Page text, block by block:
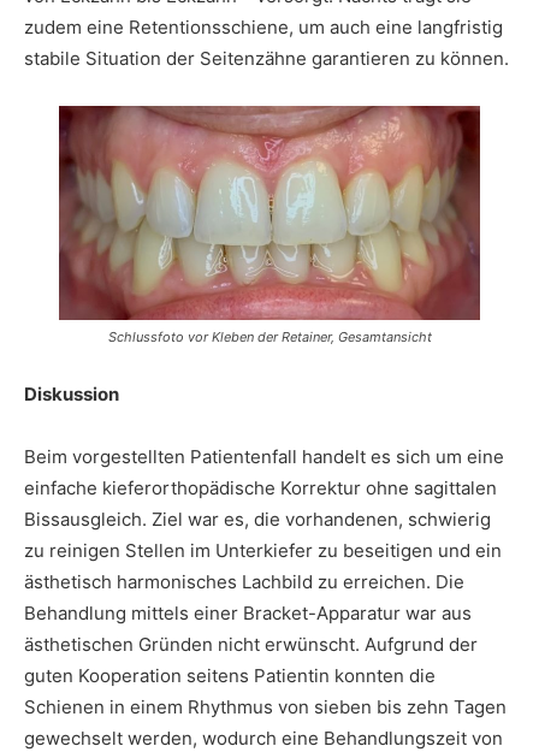
zudem eine Retentionsschiene, um auch eine langfristig
stabile Situation der Seitenzähne garantieren zu können.
Schlussfoto vor Kleben der Retainer, Gesamtansicht
Diskussion
Beim vorgestellten Patientenfall handelt es sich um eine
einfache kieferorthopädische Korrektur ohne sagittalen
Bissausgleich. Ziel war es, die vorhandenen, schwierig
zu reinigen Stellen im Unterkiefer zu beseitigen und ein
ästhetisch harmonisches Lachbild zu erreichen. Die
Behandlung mittels einer Bracket-Apparatur war aus
ästhetischen Gründen nicht erwünscht. Aufgrund der
guten Kooperation seitens Patientin konnten die
Schienen in einem Rhythmus von sieben bis zehn Tagen
gewechselt werden, wodurch eine Behandlungszeit von